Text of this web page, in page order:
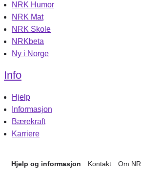
NRK Humor
NRK Mat
NRK Skole
NRKbeta
Ny i Norge
Info
Hjelp
Informasjon
Bærekraft
Karriere
Hjelp og informasjon Kontakt Om